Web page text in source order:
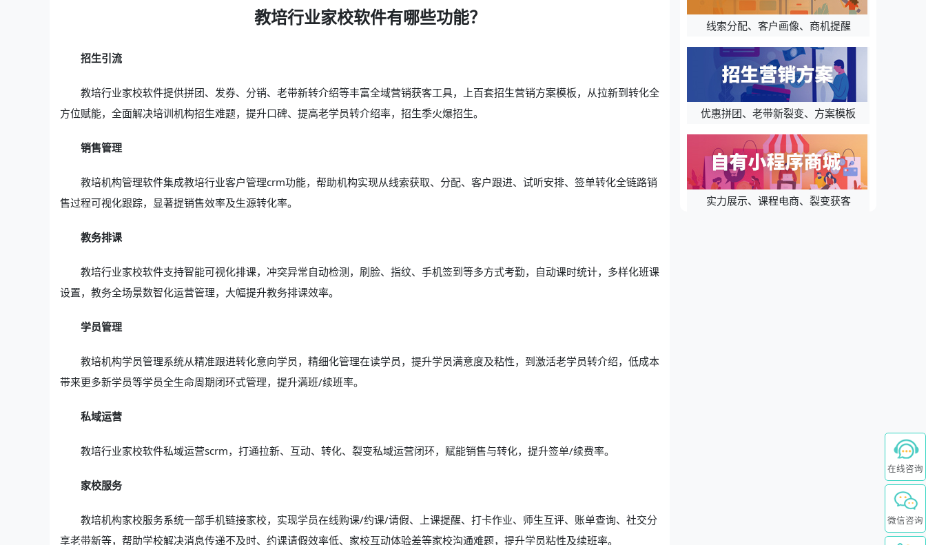
教培行业家校软件有哪些功能？
招生引流
教培行业家校软件提供拼团、发券、分销、老带新转介绍等丰富全域营销获客工具，上百套招生营销方案模板，从拉新到转化全
方位赋能，全面解决培训机构招生难题，提升口碑、提高老学员转介绍率，招生季火爆招生。
销售管理
教培机构管理软件集成教培行业客户管理crm功能，帮助机构实现从线索获取、分配、客户跟进、试听安排、签单转化全链路销
售过程可视化跟踪，显著提销售效率及生源转化率。
教务排课
教培行业家校软件支持智能可视化排课，冲突异常自动检测，刷脸、指纹、手机签到等多方式考勤，自动课时统计，多样化班课
设置，教务全场景数智化运营管理，大幅提升教务排课效率。
学员管理
教培机构学员管理系统从精准跟进转化意向学员，精细化管理在读学员，提升学员满意度及粘性，到激活老学员转介绍，低成本
带来更多新学员等学员全生命周期闭环式管理，提升满班/续班率。
私域运营
教培行业家校软件私域运营scrm，打通拉新、互动、转化、裂变私域运营闭环，赋能销售与转化，提升签单/续费率。
家校服务
教培机构家校服务系统一部手机链接家校，实现学员在线购课/约课/请假、上课提醒、打卡作业、师生互评、账单查询、社交分
享老带新等，帮助学校解决消息传递不及时、约课请假效率低、家校互动体验差等家校沟通难题，提升学员粘性及续班率。
线索分配、客户画像、商机提醒
优惠拼团、老带新裂变、方案模板
实力展示、课程电商、裂变获客
在线咨询
微信咨询